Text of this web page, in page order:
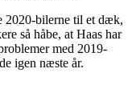
2020-bilerne til et dæk,
så håbe, at Haas har
med 2019-
igen næste år.